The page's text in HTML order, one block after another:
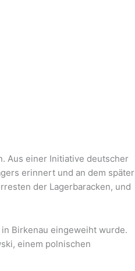
Aus einer Initiative deutscher
erinnert und an dem später
der Lagerbaracken, und
Birkenau eingeweiht wurde.
einem polnischen